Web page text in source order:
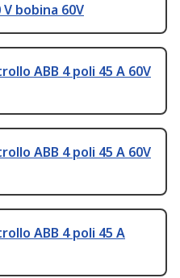
bobina 60V
ABB 4 poli 45 A 60V
ABB 4 poli 45 A 60V
ABB 4 poli 45 A